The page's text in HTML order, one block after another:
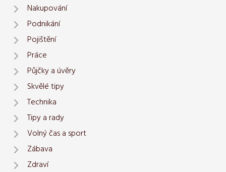
Nakupování
Podnikání
Pojištění
Práce
Půjčky a úvěry
Skvělé tipy
Technika
Tipy a rady
Volný čas a sport
Zábava
Zdraví